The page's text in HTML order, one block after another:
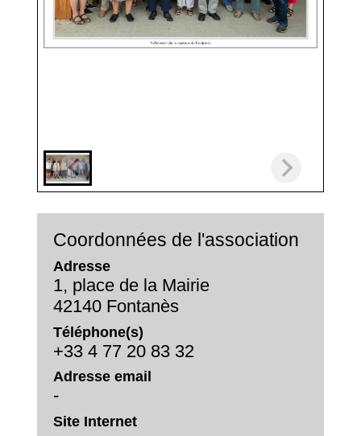
Coordonnées de l'association
Adresse
1, place de la Mairie
42140 Fontanès
Téléphone(s)
+33 4 77 20 83 32
Adresse email
-
Site Internet